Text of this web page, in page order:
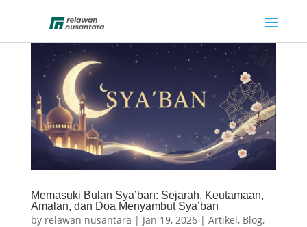
Memasuki Bulan Sya’ban: Sejarah, Keutamaan,
Amalan, dan Doa Menyambut Sya’ban
by relawan nusantara | Jan 19, 2026| Artikel, Blog,